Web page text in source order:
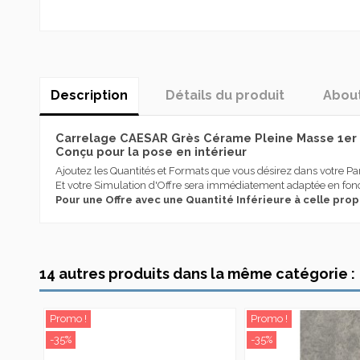
Description Détails du produit
Carrelage CAESAR Grès Cérame Pleine Masse 1er
Conçu pour la pose en intérieur
Ajoutez les Quantités et Formats que vous désirez dans votre
Et votre Simulation d'Offre sera immédiatement adaptée en
Pour une Offre avec une Quantité Inférieure à celle
Série
En stock
État
Caesar se distingue depuis sa création pour sa spécialisation
en mesure de satisfaire divers segments de marché et est
concepteur.
Caesar a toujours massivement investi dans la recherche, le
personnes et de l’environnement, pour des destinations
Aujourd’hui Caesar, avec une production annuelle de plus de
14 autres produits dans la même catégorie :
Promo !
-35%
Promo !
-35%